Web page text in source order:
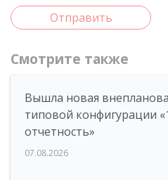
Отправить
Смотрите также
Вышла новая
типовой конфигурации
отчетность»
07.08.2026